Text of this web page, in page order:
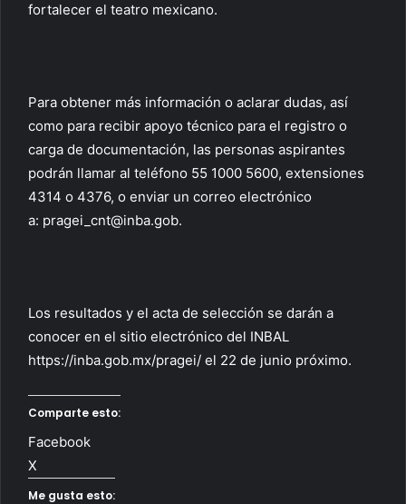
fortalecer el teatro mexicano.
Para obtener más información o aclarar dudas, así
como para recibir apoyo técnico para el registro o
carga de documentación, las personas aspirantes
podrán llamar al teléfono 55 1000 5600, extensiones
4314 o 4376, o enviar un correo electrónico
a: pragei_cnt@inba.gob.
Los resultados y el acta de selección se darán a
conocer en el sitio electrónico del INBAL
https://inba.gob.mx/pragei/ el 22 de junio próximo.
Comparte esto:
Facebook
X
Me gusta esto: